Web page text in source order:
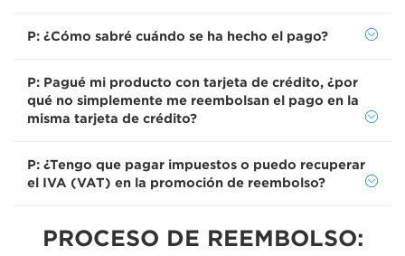
P: ¿Cómo sabré cuándo se ha hecho el pago?
P: Pagué mi producto con tarjeta de crédito, ¿por
qué no simplemente me reembolsan el pago en la
misma tarjeta de crédito?
P: ¿Tengo que pagar impuestos o puedo recuperar
el IVA (VAT) en la promoción de reembolso?
PROCESO DE REEMBOLSO: